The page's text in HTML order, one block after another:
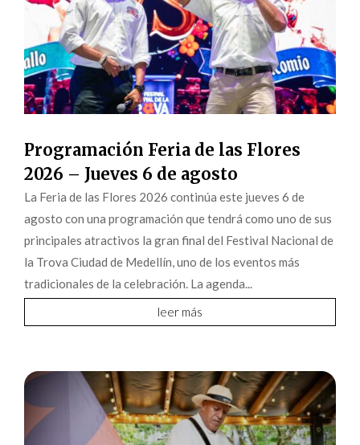
Programación Feria de las Flores
2026 – Jueves 6 de agosto
La Feria de las Flores 2026 continúa este jueves 6 de
agosto con una programación que tendrá como uno de sus
principales atractivos la gran final del Festival Nacional de
la Trova Ciudad de Medellín, uno de los eventos más
tradicionales de la celebración. La agenda...
leer más